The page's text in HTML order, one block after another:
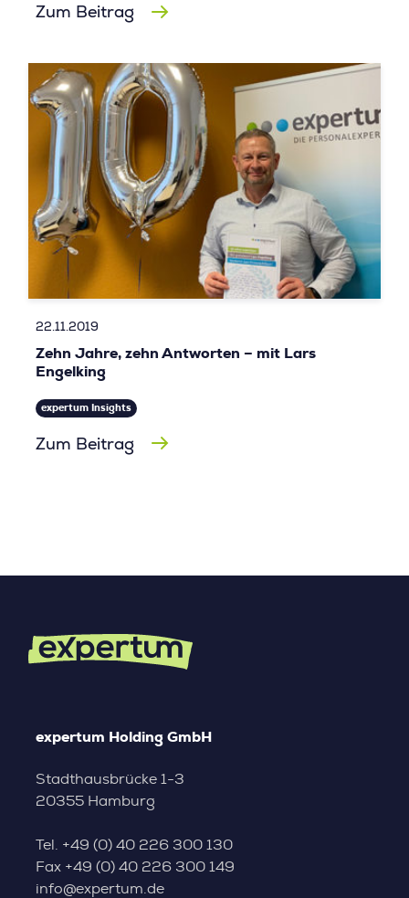
Zum Beitrag
22.11.2019
Zehn Jahre, zehn Antworten – mit Lars
Engelking
expertum Insights
Zum Beitrag
expertum Holding GmbH
Stadthausbrücke 1-3
20355 Hamburg
Tel. +49 (0) 40 226 300 130
Fax +49 (0) 40 226 300 149
info@expertum.de